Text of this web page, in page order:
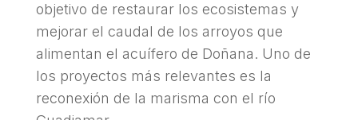
objetivo de restaurar los ecosistemas y
mejorar el caudal de los arroyos que
alimentan el acuífero de Doñana. Uno de
los proyectos más relevantes es la
reconexión de la marisma con el río